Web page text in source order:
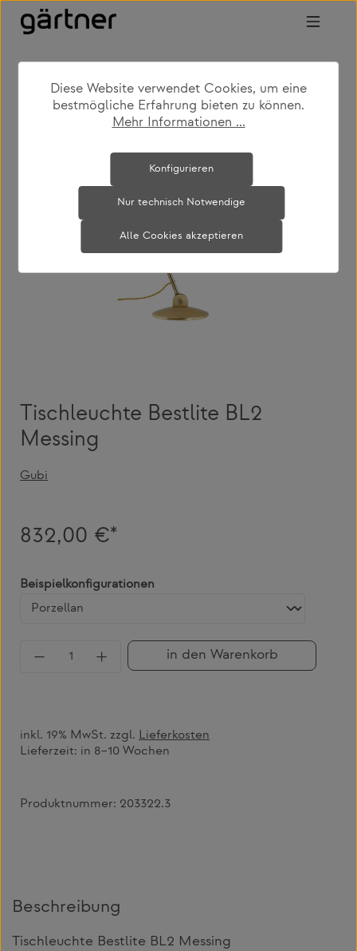
Zum Hauptinhalt springen
shop produkte leuchten tischleuchten
Bildergalerie überspringen
Tischleuchte Bestlite BL2
Messing
Gubi
832,00 €*
Beispielkonfigurationen
Produkt Anzahl: Gib den gewünschten
in den Warenkorb
inkl. 19% MwSt. zzgl. Lieferkosten
Lieferzeit: in 8–10 Wochen
Produktnummer: 203322.3
Beschreibung
Tischleuchte Bestlite BL2 Messing
Diese Website verwendet Cookies, um eine
bestmögliche Erfahrung bieten zu können.
Mehr Informationen ...
Nur technisch Notwendige
Konfigurieren
Alle Cookies akzeptieren